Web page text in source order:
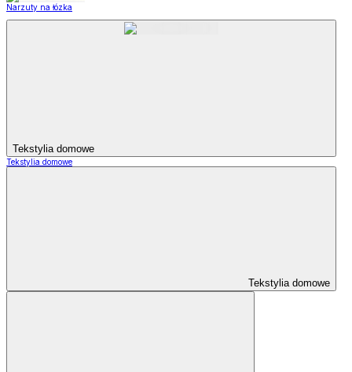
Narzuty na łózka
Tekstylia domowe
Tekstylia domowe
Tekstylia domowe